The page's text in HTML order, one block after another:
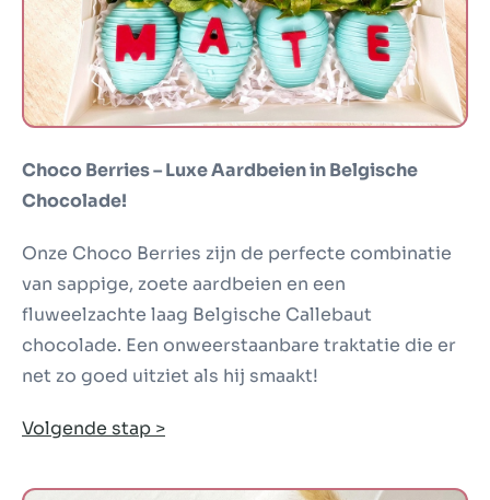
Choco Berries – Luxe Aardbeien in Belgische
Chocolade!
Onze Choco Berries zijn de perfecte combinatie
van sappige, zoete aardbeien en een
fluweelzachte laag Belgische Callebaut
chocolade. Een onweerstaanbare traktatie die er
net zo goed uitziet als hij smaakt!
Volgende stap >